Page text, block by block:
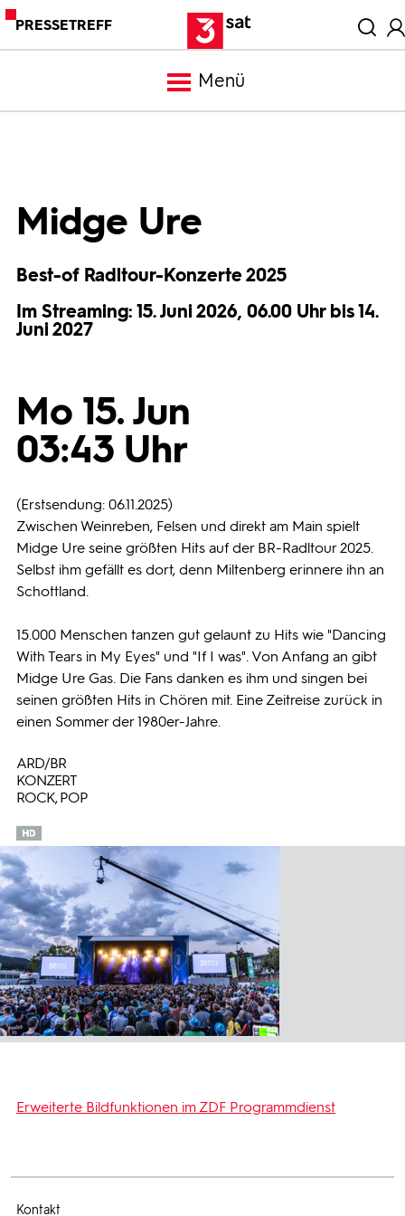
PRESSETREFF
Menü
Trailer
Programmwochen
Midge Ure
Best-of Radltour-Konzerte 2025
Im Streaming: 15. Juni 2026, 06.00 Uhr bis 14.
Juni 2027
Mo 15. Jun
03:43 Uhr
(Erstsendung: 06.11.2025)
Zwischen Weinreben, Felsen und direkt am Main spielt
Midge Ure seine größten Hits auf der BR-Radltour 2025.
Selbst ihm gefällt es dort, denn Miltenberg erinnere ihn an
Schottland.
15.000 Menschen tanzen gut gelaunt zu Hits wie "Dancing
With Tears in My Eyes" und "If I was". Von Anfang an gibt
Midge Ure Gas. Die Fans danken es ihm und singen bei
seinen größten Hits in Chören mit. Eine Zeitreise zurück in
einen Sommer der 1980er-Jahre.
ARD/BR
KONZERT
ROCK, POP
Erweiterte Bildfunktionen im ZDF Programmdienst
Kontakt